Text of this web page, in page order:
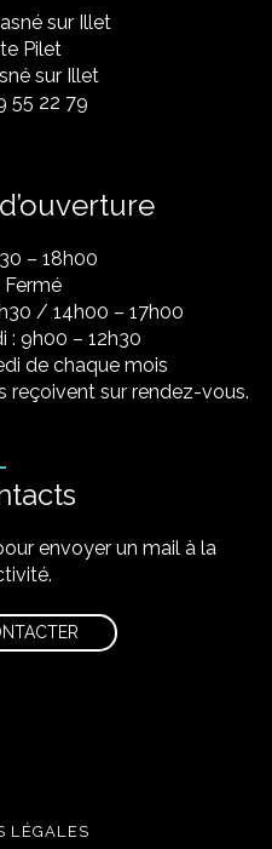
sur Illet
Pilet
sur Illet
55 22 79
– 18h00
Fermé
/ 14h00 – 17h00
: 9h00 – 12h30
de chaque mois
reçoivent sur rendez-vous.
envoyer un mail à la
LÉGALES